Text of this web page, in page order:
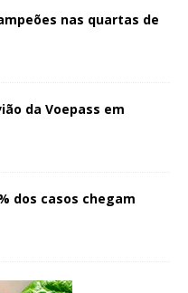
nas quartas de
da Voepass em
dos casos chegam